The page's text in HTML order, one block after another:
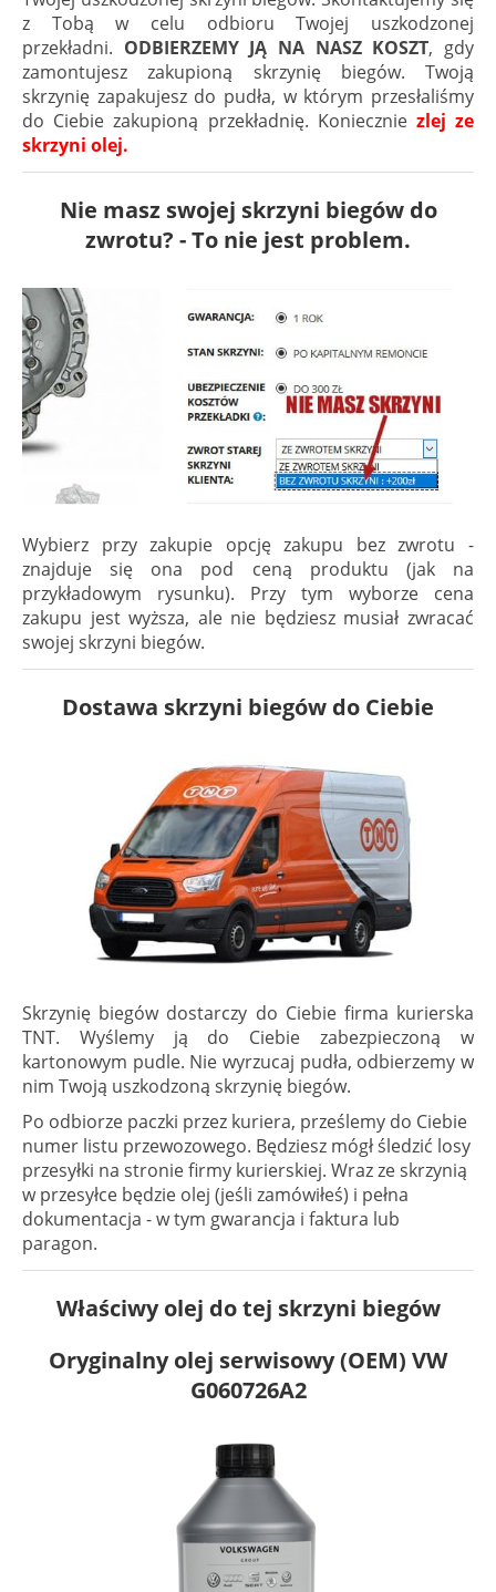
z Tobą w celu odbioru Twojej uszkodzonej
przekładni. ODBIERZEMY JĄ NA NASZ KOSZT, gdy
zamontujesz zakupioną skrzynię biegów. Twoją
skrzynię zapakujesz do pudła, w którym przesłaliśmy
do Ciebie zakupioną przekładnię. Koniecznie zlej ze
skrzyni olej.
Nie masz swojej skrzyni biegów do
zwrotu? - To nie jest problem.
Wybierz przy zakupie opcję zakupu bez zwrotu -
znajduje się ona pod ceną produktu (jak na
przykładowym rysunku). Przy tym wyborze cena
zakupu jest wyższa, ale nie będziesz musiał zwracać
swojej skrzyni biegów.
Dostawa skrzyni biegów do Ciebie
Skrzynię biegów dostarczy do Ciebie firma kurierska
TNT. Wyślemy ją do Ciebie zabezpieczoną w
kartonowym pudle. Nie wyrzucaj pudła, odbierzemy w
nim Twoją uszkodzoną skrzynię biegów.
Po odbiorze paczki przez kuriera, prześlemy do Ciebie
numer listu przewozowego. Będziesz mógł śledzić losy
przesyłki na stronie firmy kurierskiej. Wraz ze skrzynią
w przesyłce będzie olej (jeśli zamówiłeś) i pełna
dokumentacja - w tym gwarancja i faktura lub
paragon.
Właściwy olej do tej skrzyni biegów
Oryginalny olej serwisowy (OEM) VW
G060726A2